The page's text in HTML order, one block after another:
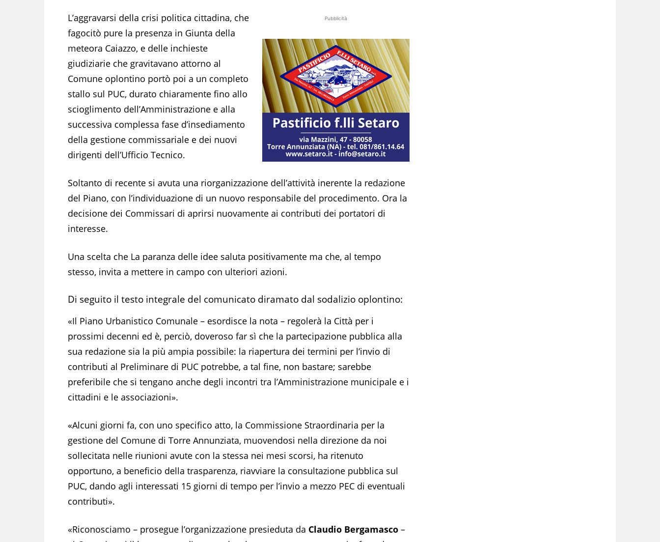
Pubblicità
L’aggravarsi della crisi politica cittadina, che
fagocitò pure la presenza in Giunta della
meteora Caiazzo, e delle inchieste
giudiziarie che gravitavano attorno al
Comune oplontino portò poi a un completo
stallo sul PUC, durato chiaramente fino allo
scioglimento dell’Amministrazione e alla
successiva complessa fase d’insediamento
della gestione commissariale e dei nuovi
dirigenti dell’Ufficio Tecnico.
Soltanto di recente si avuta una riorganizzazione dell’attività inerente la redazione
del Piano, con l’individuazione di un nuovo responsabile del procedimento. Ora la
decisione dei Commissari di aprirsi nuovamente ai contributi dei portatori di
interesse.
Una scelta che La paranza delle idee saluta positivamente ma che, al tempo
stesso, invita a mettere in campo con ulteriori azioni.
Di seguito il testo integrale del comunicato diramato dal sodalizio oplontino:
«Il Piano Urbanistico Comunale – esordisce la nota – regolerà la Città per i
prossimi decenni ed è, perciò, doveroso far sì che la partecipazione pubblica alla
sua redazione sia la più ampia possibile: la riapertura dei termini per l’invio di
contributi al Preliminare di PUC potrebbe, a tal fine, non bastare; sarebbe
preferibile che si tengano anche degli incontri tra l’Amministrazione municipale e i
cittadini e le associazioni».
«Alcuni giorni fa, con uno specifico atto, la Commissione Straordinaria per la
gestione del Comune di Torre Annunziata, muovendosi nella direzione da noi
sollecitata nelle riunioni avute con la stessa nei mesi scorsi, ha ritenuto
opportuno, a beneficio della trasparenza, riavviare la consultazione pubblica sul
PUC, dando agli interessati 15 giorni di tempo per l’invio a mezzo PEC di eventuali
contributi».
«Riconosciamo – prosegue l’organizzazione presieduta da Claudio Bergamasco –